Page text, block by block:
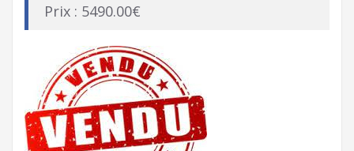
Prix : 5490.00€